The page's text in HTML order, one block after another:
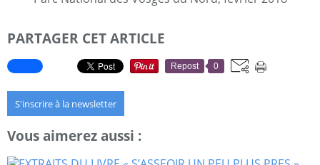
PARTAGER CET ARTICLE
Repost 0
S'inscrire à la newsletter
Vous aimerez aussi :